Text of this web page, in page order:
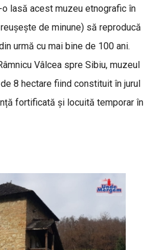
lasă acest muzeu etnografic în
de minune) să reproducă
urmă cu mai bine de 100 ani.
Vâlcea spre Sibiu, muzeul
8 hectare fiind constituit în jurul
fortificată și locuită temporar în